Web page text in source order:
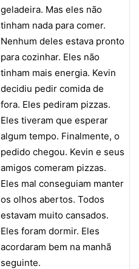
geladeira. Mas eles não
tinham nada para comer.
Nenhum deles estava pronto
para cozinhar. Eles não
tinham mais energia. Kevin
decidiu pedir comida de
fora. Eles pediram pizzas.
Eles tiveram que esperar
algum tempo. Finalmente, o
pedido chegou. Kevin e seus
amigos comeram pizzas.
Eles mal conseguiam manter
os olhos abertos. Todos
estavam muito cansados.
Eles foram dormir. Eles
acordaram bem na manhã
seguinte.